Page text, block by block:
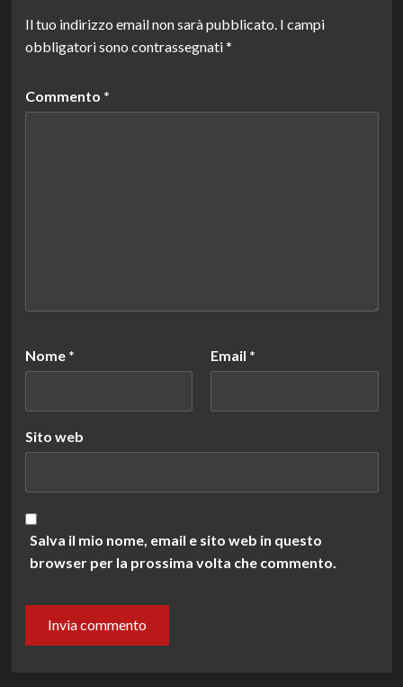
Il tuo indirizzo email non sarà pubblicato. I campi
obbligatori sono contrassegnati*
Commento *
Nome * Email *
Sito web
Salva il mio nome, email e sito web in questo
browser per la prossima volta che commento.